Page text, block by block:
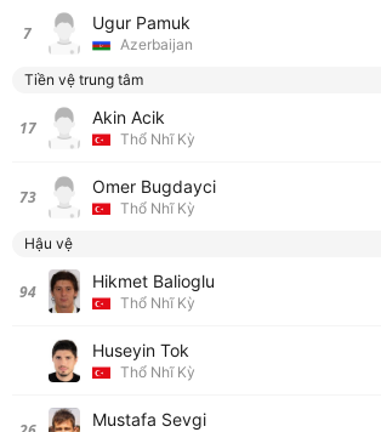
7 Ugur Pamuk
Azerbaijan
Tiền vệ trung tâm
17 Akin Acik
Thổ Nhĩ Kỳ
73 Omer Bugdayci
Thổ Nhĩ Kỳ
Hậu vệ
94 Hikmet Balioglu
Thổ Nhĩ Kỳ
Huseyin Tok
Thổ Nhĩ Kỳ
Mustafa Sevgi